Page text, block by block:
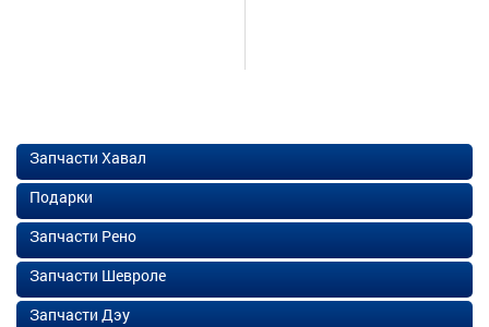
Запчасти Хавал
Подарки
Запчасти Рено
Запчасти Шевроле
Запчасти Дэу